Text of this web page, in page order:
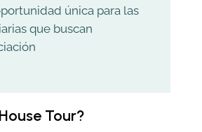
única para las
que buscan
Tour?